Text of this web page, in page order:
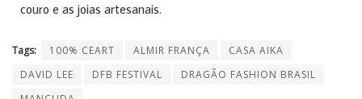
couro e as joias artesanais.
Tags: 100% CEART ALMIR FRANÇA
CASA AIKA
DAVID LEE
DFB FESTIVAL
DRAGÃO FASHION BRASIL